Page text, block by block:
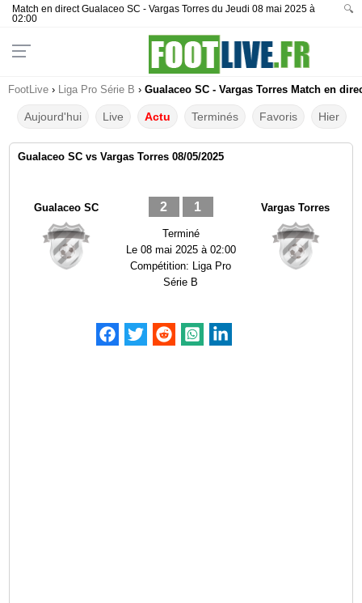
Match en direct Gualaceo SC - Vargas Torres du Jeudi 08 mai 2025 à
02:00
🔍
FootLive › Liga Pro Série B › Gualaceo SC - Vargas Torres Match en
Aujourd'hui Live Actu Terminés Favoris Hier
Gualaceo SC vs Vargas Torres 08/05/2025
Gualaceo SC 2 1
Terminé
Le 08 mai 2025 à 02:00
Compétition: Liga Pro
Série B
Vargas Torres